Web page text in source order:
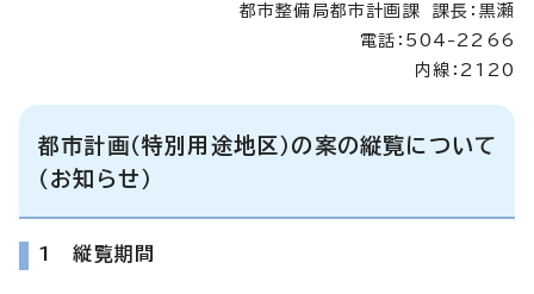
都市整備局都市計画課 課長：黒瀬
電話：504-2266
内線：2120
都市計画（特別用途地区）の案の縦覧について
（お知らせ）
1 縦覧期間